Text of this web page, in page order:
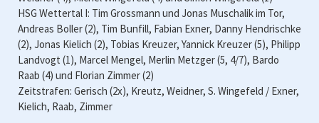
HSG Wettertal I: Tim Grossmann und Jonas Muschalik im Tor,
Andreas Boller (2), Tim Bunfill, Fabian Exner, Danny Hendrischke
(2), Jonas Kielich (2), Tobias Kreuzer, Yannick Kreuzer (5), Philipp
Landvogt (1), Marcel Mengel, Merlin Metzger (5, 4/7), Bardo
Raab (4) und Florian Zimmer (2)
Zeitstrafen: Gerisch (2x), Kreutz, Weidner, S. Wingefeld / Exner,
Kielich, Raab, Zimmer